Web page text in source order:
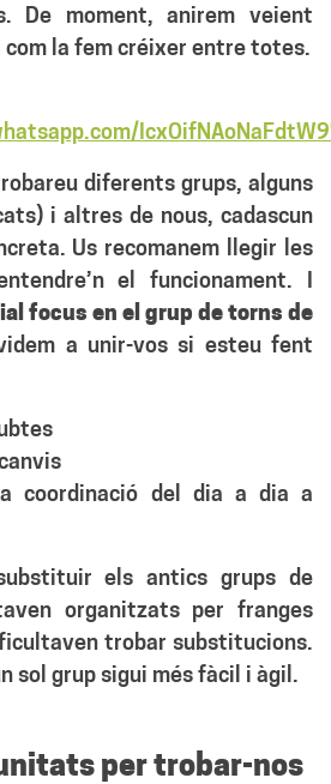
De moment, anirem veient
com la fem créixer entre totes.
diferents grups, alguns
i altres de nous, cadascun
Us recomanem llegir les
el funcionament. I
focus en el grup de torns de
a unir-vos si esteu fent
coordinació del dia a dia a
els antics grups de
organitzats per franges
trobar substitucions.
sol grup sigui més fàcil i àgil.
per trobar-nos